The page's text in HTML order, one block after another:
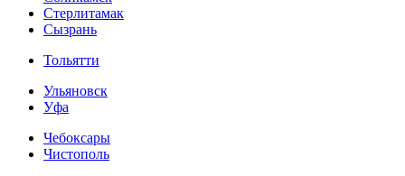
Стерлитамак
Сызрань
Тольятти
Ульяновск
Уфа
Чебоксары
Чистополь